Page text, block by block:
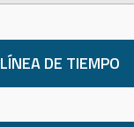
LÍNEA DE TIEMPO